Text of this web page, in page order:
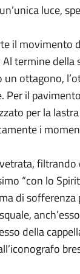
luce,
il movi­mento
termine della
ottagono,
Per il
per la
i
“con lo
di sofferenza
della